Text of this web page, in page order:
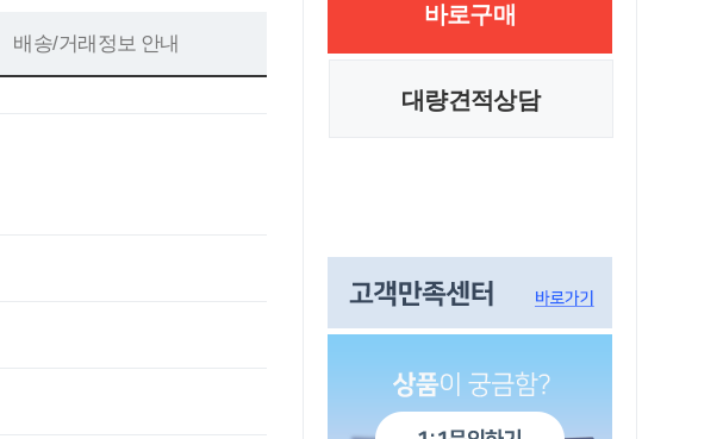
배송/거래정보 안내
바로구매
대량견적상담